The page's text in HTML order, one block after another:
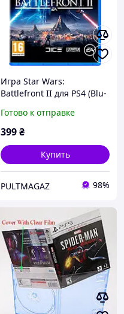
Игра Star Wars:
Battlefront II для PS4 (Blu-
Готово к отправке
399₴
Купить
PULTMAGAZ 98%